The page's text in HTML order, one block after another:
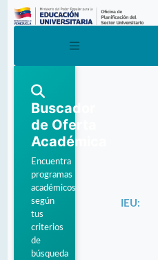
Buscador
de Oferta
Académica
Encuentra
programas
académicos
según
tus
criterios
de
búsqueda
IEU: